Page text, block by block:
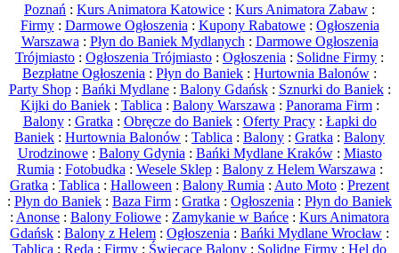
Poznań : Kurs Animatora Katowice : Kurs Animatora Zabaw :
Firmy: Darmowe Ogłoszenia : Kupony Rabatowe: Ogłoszenia
Warszawa : Płyn do Baniek Mydlanych : Darmowe Ogłoszenia
Trójmiasto : Ogłoszenia Trójmiasto : Ogłoszenia : Solidne Firmy :
Bezpłatne Ogłoszenia : Płyn do Baniek : Hurtownia Balonów :
Party Shop: Bańki Mydlane: Balony Gdańsk: Sznurki do Baniek:
Kijki do Baniek: Tablica : Balony Warszawa : Panorama Firm:
Balony: Gratka : Obręcze do Baniek: Oferty Pracy: Łapki do
Baniek : Hurtownia Balonów : Tablica : Balony : Gratka : Balony
Urodzinowe: Balony Gdynia : Bańki Mydlane Kraków: Miasto
Rumia : Fotobudka : Wesele Sklep: Balony z Helem Warszawa :
Gratka : Tablica : Halloween : Balony Rumia : Auto Moto : Prezent
: Płyn do Baniek : Baza Firm : Gratka : Ogłoszenia : Płyn do Baniek
: Anonse : Balony Foliowe : Zamykanie w Bańce : Kurs Animatora
Gdańsk : Balony z Helem : Ogłoszenia : Bańki Mydlane Wrocław :
Tablica : Reda : Firmy : Świecące Balony : Solidne Firmy : Hel do